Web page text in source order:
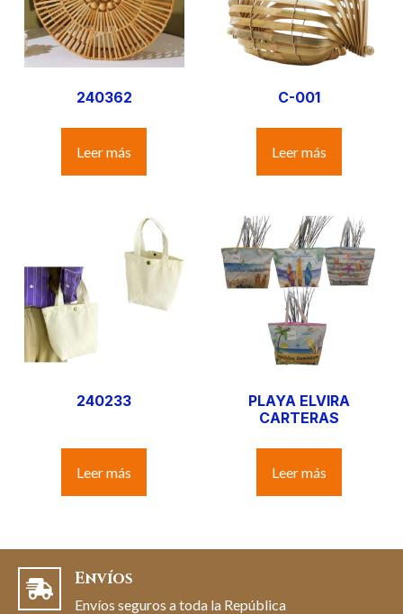
240362
Leer más
C-001
Leer más
240233
Leer más
PLAYA ELVIRA
CARTERAS
Leer más
Envíos
Envíos seguros a toda la República